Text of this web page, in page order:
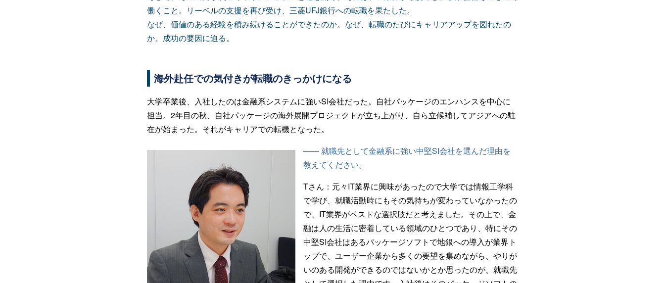
働くこと。リーベルの支援を再び受け、三菱UFJ銀行への転職を果たした。
なぜ、価値のある経験を積み続けることができたのか。なぜ、転職のたびにキャリアアップを図れたの
か。成功の要因に迫る。
海外赴任での気付きが転職のきっかけになる
大学卒業後、入社したのは金融系システムに強いSI会社だった。自社パッケージのエンハンスを中心に
担当。2年目の秋、自社パッケージの海外展開プロジェクトが立ち上がり、自ら立候補してアジアへの駐
在が始まった。それがキャリアでの転機となった。
—— 就職先として金融系に強い中堅SI会社を選んだ理由を
教えてください。
Tさん： 元々IT業界に興味があったので大学では情報工学科
で学び、就職活動時にもその気持ちが変わっていなかったの
で、IT業界がベストな選択肢だと考えました。その上で、金
融は人の生活に密着している領域のひとつであり、特にその
中堅SI会社はあるパッケージソフトで地銀への導入が業界ト
ップで、ユーザー企業から多くの要望を集めながら、やりが
いのある開発ができるのではないかとか思ったのが、就職先